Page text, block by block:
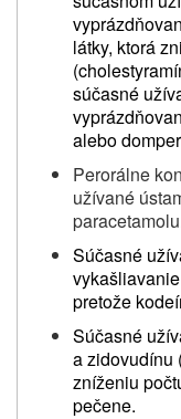
látky, ktorá
súčasné
alebo
Perorálne
užívané
Súčasné
pretože
Súčasné
a zidovudínu
zníženiu
pečene.